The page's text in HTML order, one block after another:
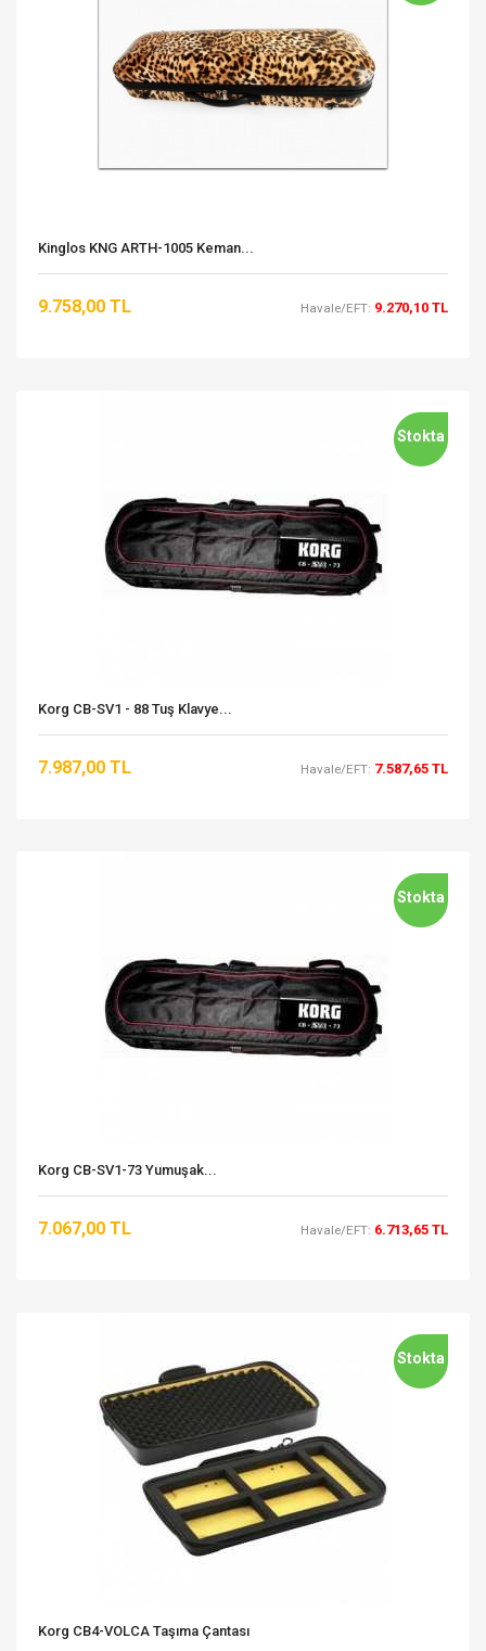
Kinglos KNG ARTH-1005 Keman...
9.758,00 TL Havale/EFT: 9.270,10 TL
Stokta
Korg CB-SV1 - 88 Tuş Klavye...
7.987,00 TL Havale/EFT: 7.587,65 TL
Stokta
Korg CB-SV1-73 Yumuşak...
7.067,00 TL Havale/EFT: 6.713,65 TL
Stokta
Korg CB4-VOLCA Taşıma Çantası